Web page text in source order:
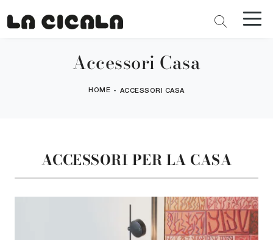
Accessori Casa
HOME - ACCESSORI CASA
ACCESSORI PER LA CASA